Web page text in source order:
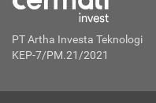
PT Artha Investa Teknologi
KEP-7/PM.21/2021